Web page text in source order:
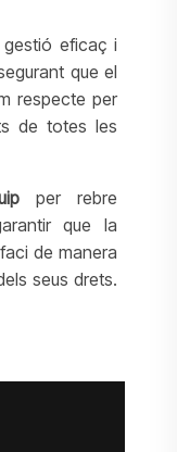
eficaç i
que el
respecte per
de totes les
per rebre
que la
de manera
seus drets.